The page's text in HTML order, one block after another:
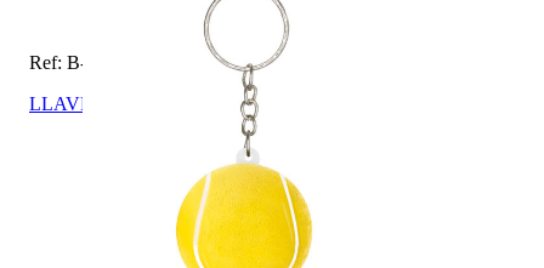
Ref: B-010-TENIS
LLAVERO DEPORTIVO TENIS